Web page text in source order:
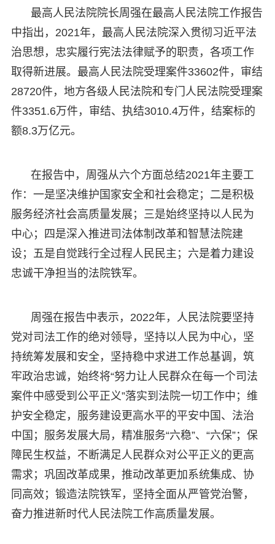
最高人民法院院长周强在最高人民法院工作报告
中指出，2021年，最高人民法院深入贯彻习近平法
治思想，忠实履行宪法法律赋予的职责，各项工作
取得新进展。最高人民法院受理案件33602件，审结
28720件，地方各级人民法院和专门人民法院受理案
件3351.6万件，审结、执结3010.4万件，结案标的
额8.3万亿元。
在报告中，周强从六个方面总结2021年主要工
作：一是坚决维护国家安全和社会稳定；二是积极
服务经济社会高质量发展；三是始终坚持以人民为
中心；四是深入推进司法体制改革和智慧法院建
设；五是自觉践行全过程人民民主；六是着力建设
忠诚干净担当的法院铁军。
周强在报告中表示，2022年，人民法院要坚持
党对司法工作的绝对领导，坚持以人民为中心，坚
持统筹发展和安全，坚持稳中求进工作总基调，筑
牢政治忠诚，始终将“努力让人民群众在每一个司法
案件中感受到公平正义”落实到法院一切工作中；维
护安全稳定，服务建设更高水平的平安中国、法治
中国；服务发展大局，精准服务“六稳”、“六保”；保
障民生权益，不断满足人民群众对公平正义的更高
需求；巩固改革成果，推动改革更加系统集成、协
同高效；锻造法院铁军，坚持全面从严管党治警，
奋力推进新时代人民法院工作高质量发展。